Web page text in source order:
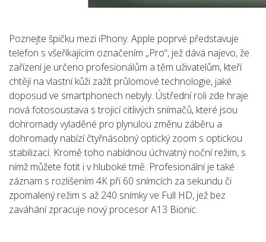
Poznejte špičku mezi iPhony. Apple poprvé představuje
telefon s všeříkajícím označením „Pro“, jež dává najevo, že
zařízení je určeno profesionálům a těm uživatelům, kteří
chtějí na vlastní kůži zažít průlomové technologie, jaké
doposud ve smartphonech nebyly. Ústřední roli zde hraje
nová fotosoustava s trojicí citlivých snímačů, které jsou
dohromady vyladěné pro plynulou změnu záběru a
dohromady nabízí čtyřnásobný optický zoom s optickou
stabilizací. Kromě toho nabídnou úchvatný noční režim, s
nímž můžete fotit i v hluboké tmě. Profesionální je také
záznam s rozlišením 4K při 60 snímcích za sekundu či
zpomalený režim s až 240 snímky ve Full HD, jež bez
zaváhání zpracuje nový procesor A13 Bionic.